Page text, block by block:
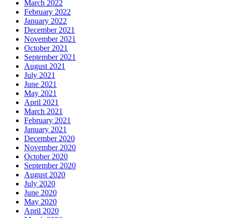
March 2022
February 2022
January 2022
December 2021
November 2021
October 2021
September 2021
August 2021
July 2021
June 2021
May 2021
April 2021
March 2021
February 2021
January 2021
December 2020
November 2020
October 2020
September 2020
August 2020
July 2020
June 2020
May 2020
April 2020